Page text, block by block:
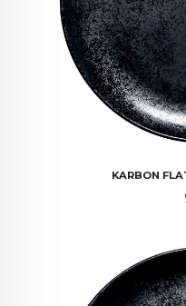
KARBON